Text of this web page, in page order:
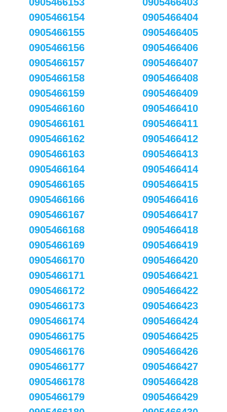
0905466154
0905466155
0905466156
0905466157
0905466158
0905466159
0905466160
0905466161
0905466162
0905466163
0905466164
0905466165
0905466166
0905466167
0905466168
0905466169
0905466170
0905466171
0905466172
0905466173
0905466174
0905466175
0905466176
0905466177
0905466178
0905466179
0905466404
0905466405
0905466406
0905466407
0905466408
0905466409
0905466410
0905466411
0905466412
0905466413
0905466414
0905466415
0905466416
0905466417
0905466418
0905466419
0905466420
0905466421
0905466422
0905466423
0905466424
0905466425
0905466426
0905466427
0905466428
0905466429